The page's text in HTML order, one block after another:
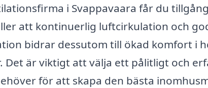
i Svappavaara får du
att kontinuerlig luftcirkulation och
bidrar dessutom till ökad komfort i
Det är viktigt att välja ett pålitligt och
för att skapa den bästa